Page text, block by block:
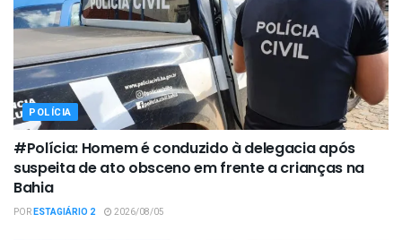
POLÍCIA
#Polícia: Homem é conduzido à delegacia após
suspeita de ato obsceno em frente a crianças na
Bahia
PORESTAGIÁRIO 2 2026/08/05